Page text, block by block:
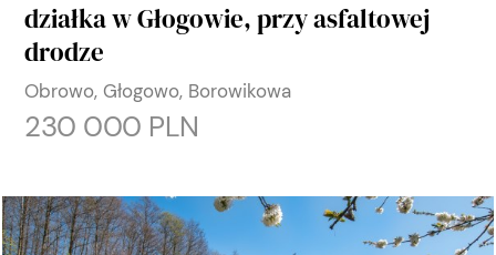
działka w Głogowie, przy asfaltowej
drodze
Obrowo, Głogowo, Borowikowa
230 000 PLN